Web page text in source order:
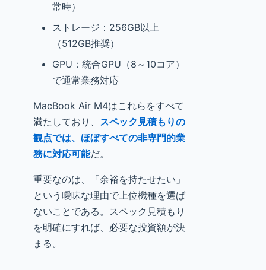
常時）
ストレージ：256GB以上
（512GB推奨）
GPU：統合GPU（8～10コア）
で通常業務対応
MacBook Air M4はこれらをすべて
満たしており、 スペック見積もりの
観点では、ほぼすべての非専門的業
務に対応可能だ。
重要なのは、「余裕を持たせたい」
という曖昧な理由で上位機種を選ば
ないことである。スペック見積もり
を明確にすれば、必要な投資額が決
まる。